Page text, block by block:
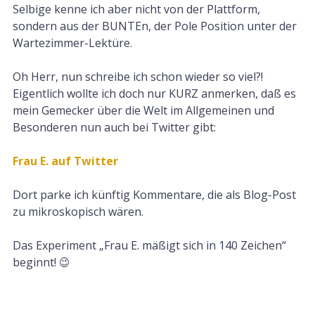
Selbige kenne ich aber nicht von der Plattform,
sondern aus der BUNTEn, der Pole Position unter der
Wartezimmer-Lektüre.
Oh Herr, nun schreibe ich schon wieder so viel?!
Eigentlich wollte ich doch nur KURZ anmerken, daß es
mein Gemecker über die Welt im Allgemeinen und
Besonderen nun auch bei Twitter gibt:
Frau E. auf Twitter
Dort parke ich künftig Kommentare, die als Blog-Post
zu mikroskopisch wären.
Das Experiment „Frau E. mäßigt sich in 140 Zeichen“
beginnt! 😉